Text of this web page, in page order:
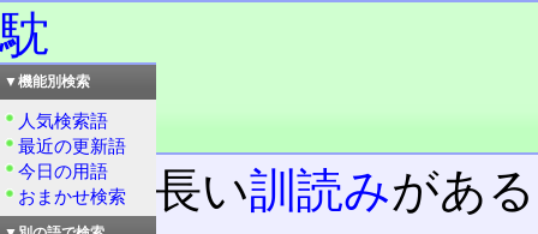
馾
読み：タン
読み：トン
品詞：慣用単漢字
時に、長い訓読みがあ
▼機能別検索
人気検索語
最近の更新語
今日の用語
おまかせ検索